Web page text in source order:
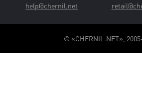
help@chernil.net
© «CHERNIL.NET»,